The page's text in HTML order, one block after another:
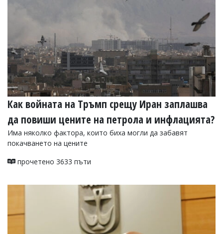
Как войната на Тръмп срещу Иран заплашва
да повиши цените на петрола и инфлацията?
Има няколко фактора, които биха могли да забавят
покачването на цените
прочетено 3633 пъти